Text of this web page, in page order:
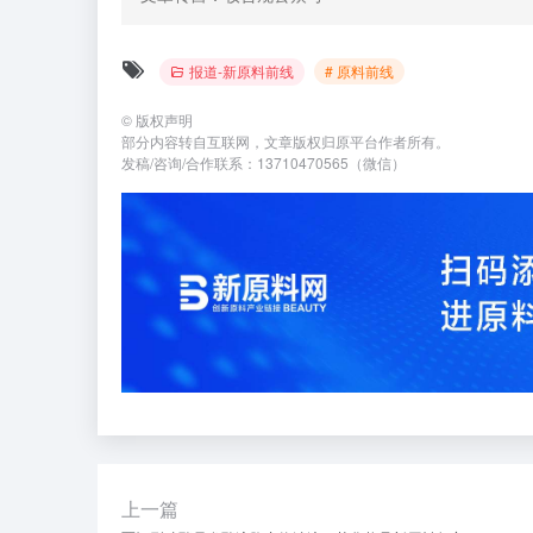
报道-新原料前线 # 原料前线
© 版权声明
部分内容转自互联网，文章版权归原平台作者所有。
发稿/咨询/合作联系：13710470565（微信）
上一篇